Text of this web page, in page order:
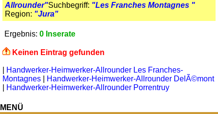
Allrounder"Suchbegriff: "Les Franches Montagnes "
Region: "Jura"
Ergebnis: 0 Inserate
Keinen Eintrag gefunden
Handwerker-Heimwerker-Allrounder Les Franches-
Montagnes
Handwerker-Heimwerker-Allrounder DelÃ©mont
Handwerker-Heimwerker-Allrounder Porrentruy
MENÜ